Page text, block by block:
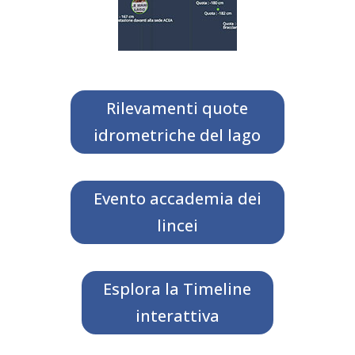
Rilevamenti quote
idrometriche del lago
Evento accademia dei
lincei
Esplora la Timeline
interattiva